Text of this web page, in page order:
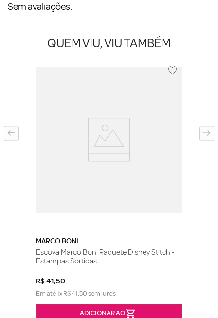
Sem avaliações.
QUEM VIU, VIU TAMBÉM
MARCO BONI
Escova Marco Boni Raquete Disney Stitch -
Estampas Sortidas
R$41,50
Em até1xR$41,50sem juros
ADICIONAR AO